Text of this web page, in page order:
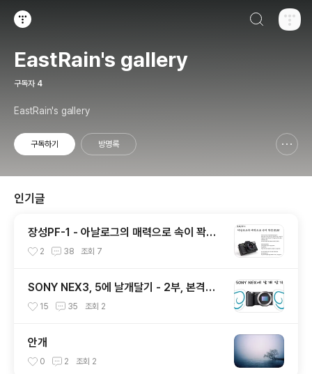
EastRain's gallery
구독자 4
EastRain's gallery
구독하기 방명록
인기글
장성PF-1 - 아날로그의 매력으로 속이 꽉찬
SLR
2 38 조회 7
SONY NEX3, 5에 날개달기 - 2부, 본격적
으로 이종교배에 도전하기!
15 35 조회 2
안개
0 2 조회 2